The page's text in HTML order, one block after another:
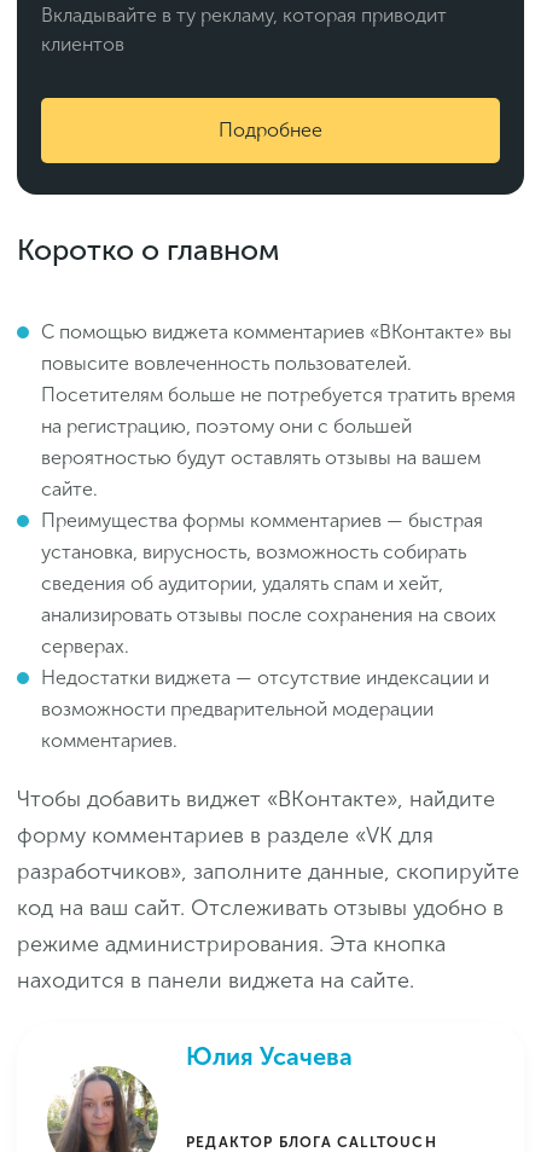
Вкладывайте в ту рекламу, которая приводит
клиентов
Подробнее
Коротко о главном
С помощью виджета комментариев «ВКонтакте» вы
повысите вовлеченность пользователей.
Посетителям больше не потребуется тратить время
на регистрацию, поэтому они с большей
вероятностью будут оставлять отзывы на вашем
сайте.
Преимущества формы комментариев — быстрая
установка, вирусность, возможность собирать
сведения об аудитории, удалять спам и хейт,
анализировать отзывы после сохранения на своих
серверах.
Недостатки виджета — отсутствие индексации и
возможности предварительной модерации
комментариев.
Чтобы добавить виджет «ВКонтакте», найдите
форму комментариев в разделе «VK для
разработчиков», заполните данные, скопируйте
код на ваш сайт. Отслеживать отзывы удобно в
режиме администрирования. Эта кнопка
находится в панели виджета на сайте.
Юлия Усачева
РЕДАКТОР БЛОГА CALLTOUCH